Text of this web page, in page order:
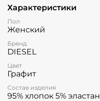
Характеристики
Пол
Женский
Бренд
DIESEL
Цвет
Графит
Состав изделия
95% хлопок 5% эластан